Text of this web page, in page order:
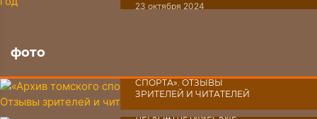
23 октября 2024
фото
СПОРТА». ОТЗЫВЫ
ЗРИТЕЛЕЙ И ЧИТАТЕЛЕЙ
03 октября 2024